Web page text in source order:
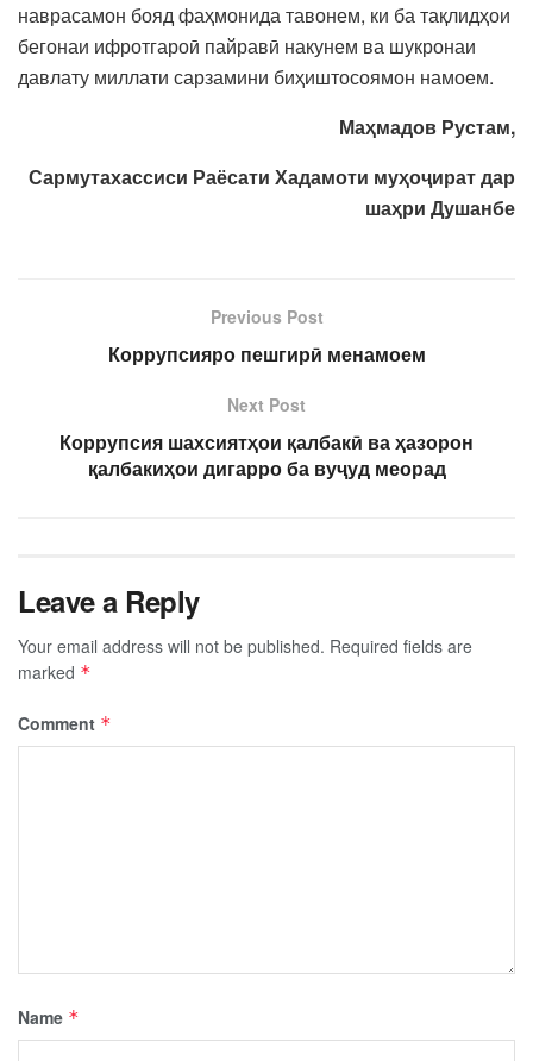
наврасамон бояд фаҳмонида тавонем, ки ба тақлидҳои
бегонаи ифротгароӣ пайравӣ накунем ва шукронаи
давлату миллати сарзамини биҳиштосоямон намоем.
Маҳмадов Рустам,
Сармутахассиси Раёсати Хадамоти муҳоҷират дар
шаҳри Душанбе
Previous Post
Коррупсияро пешгирӣ менамоем
Next Post
Коррупсия шахсиятҳои қалбакӣ ва ҳазорон
қалбакиҳои дигарро ба вуҷуд меорад
Leave a Reply
Your email address will not be published. Required fields are
marked *
Comment *
Name *